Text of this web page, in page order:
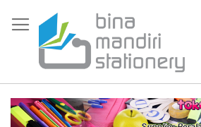
to
Content